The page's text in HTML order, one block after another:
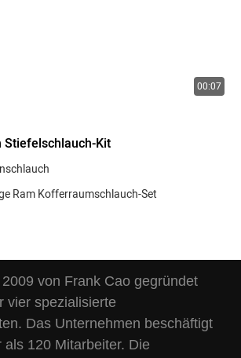
00:07
Stiefelschlauch-Kit
Ram Kofferraumschlauch-Set
von Frank Cao gegründet
vier spezialisierte
Das Unternehmen beschäftigt
als 120 Mitarbeiter. Die